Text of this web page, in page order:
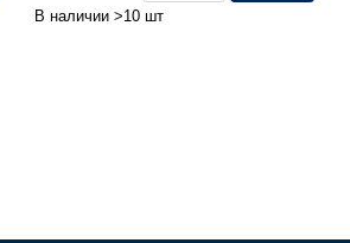
В наличии >10 шт